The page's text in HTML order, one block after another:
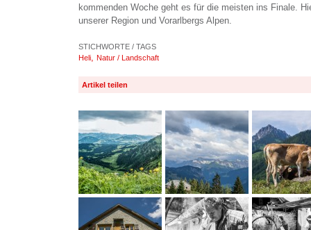
kommenden Woche geht es für die meisten ins Finale.
unserer Region und Vorarlbergs Alpen.
STICHWORTE / TAGS
Heli, Natur / Landschaft
Artikel teilen